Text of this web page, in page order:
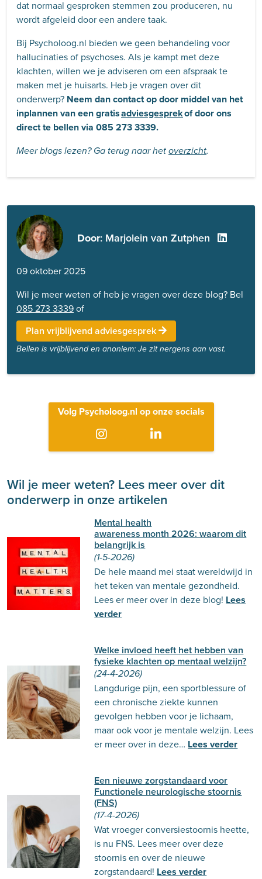
dat normaal gesproken stemmen zou produceren, nu
wordt afgeleid door een andere taak.
Bij Psycholoog.nl bieden we geen behandeling voor
hallucinaties of psychoses. Als je kampt met deze
klachten, willen we je adviseren om een afspraak te
maken met je huisarts. Heb je vragen over dit
onderwerp? Neem dan contact op door middel van het
inplannen van een gratisadviesgesprekof door ons
direct te bellen via 085 273 3339.
Meer blogs lezen? Ga terug naar het overzicht.
Door: Marjolein van Zutphen
09 oktober 2025
Wil je meer weten of heb je vragen over deze blog? Bel
085 273 3339of
Plan vrijblijvend adviesgesprek
Bellen is vrijblijvend en anoniem: Je zit nergens aan vast.
Volg Psycholoog.nl op onze socials
Wil je meer weten? Lees meer over dit
onderwerp in onze artikelen
Mental health
awareness month 2026: waarom dit
belangrijk is
(1-5-2026)
De hele maand mei staat wereldwijd in
het teken van mentale gezondheid.
Lees er meer over in deze blog! Lees
verder
Welke invloed heeft het hebben van
fysieke klachten op mentaal welzijn?
(24-4-2026)
Langdurige pijn, een sportblessure of
een chronische ziekte kunnen
gevolgen hebben voor je lichaam,
maar ook voor je mentale welzijn. Lees
er meer over in deze… Lees verder
Een nieuwe zorgstandaard voor
Functionele neurologische stoornis
(FNS)
(17-4-2026)
Wat vroeger conversiestoornis heette,
is nu FNS. Lees meer over deze
stoornis en over de nieuwe
zorgstandaard! Lees verder